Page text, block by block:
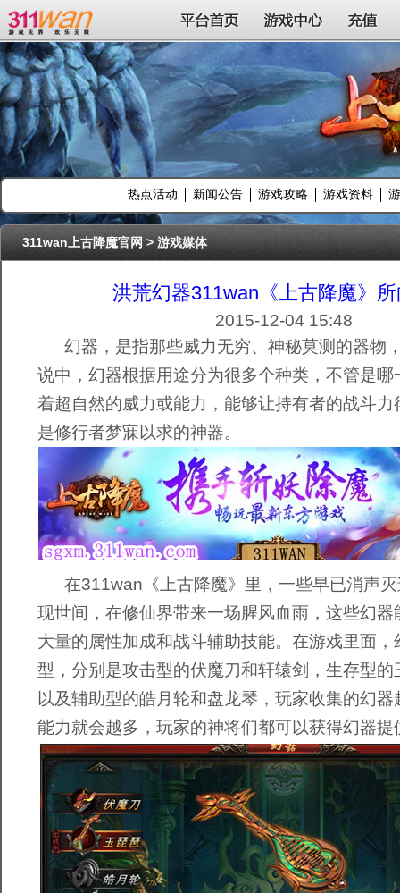
311wan平台 平台首页 游戏中心 充值
热点活动 新闻公告 游戏攻略 游戏资料
311wan上古降魔官网>游戏媒体
洪荒幻器311wan《上古降魔》
2015-12-04 15:48
幻器，是指那些威力无穷、神秘莫测的器物
说中，幻器根据用途分为很多个种类，不管是哪
着超自然的威力或能力，能够让持有者的战斗力
是修行者梦寐以求的神器。
在311wan《上古降魔》里，一些早已消声灭
现世间，在修仙界带来一场腥风血雨，这些幻器
大量的属性加成和战斗辅助技能。在游戏里面，
型，分别是攻击型的伏魔刀和轩辕剑，生存型的
以及辅助型的皓月轮和盘龙琴，玩家收集的幻
能力就会越多，玩家的神将们都可以获得幻器提